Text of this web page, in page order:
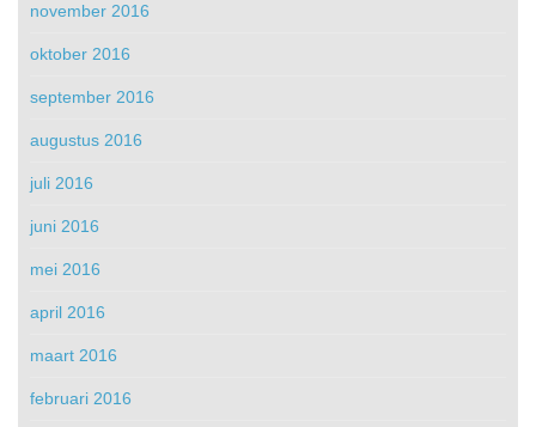
november 2016
oktober 2016
september 2016
augustus 2016
juli 2016
juni 2016
mei 2016
april 2016
maart 2016
februari 2016